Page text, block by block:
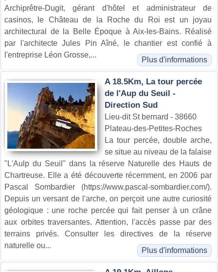
Archiprêtre-Dugit, gérant d'hôtel et administrateur de
casinos, le Château de la Roche du Roi est un joyau
architectural de la Belle Époque à Aix-les-Bains. Réalisé
par l'architecte Jules Pin Aîné, le chantier est confié à
l'entreprise Léon Grosse,...
Plus d'informations
A 18.5Km, La tour percée
de l'Aup du Seuil -
Direction Sud
Lieu-dit St bernard - 38660
Plateau-des-Petites-Roches
La tour percée, double arche,
se situe au niveau de la falaise
"L'Aulp du Seuil" dans la réserve Naturelle des Hauts de
Chartreuse. Elle a été découverte récemment, en 2006 par
Pascal Sombardier (https://www.pascal-sombardier.com/).
Depuis un versant de l'arche, on perçoit une autre curiosité
géologique : une roche percée qui fait penser à un crâne
aux orbites traversantes. Attention, l'accès passe par des
terrains privés. Consulter les directives de la réserve
naturelle ou...
Plus d'informations